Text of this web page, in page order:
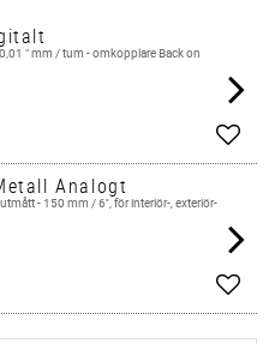
" mm / tum - omkopplare Back on
Add
Analogt
- 150 mm / 6'', för interiör-, exteriör-
Add